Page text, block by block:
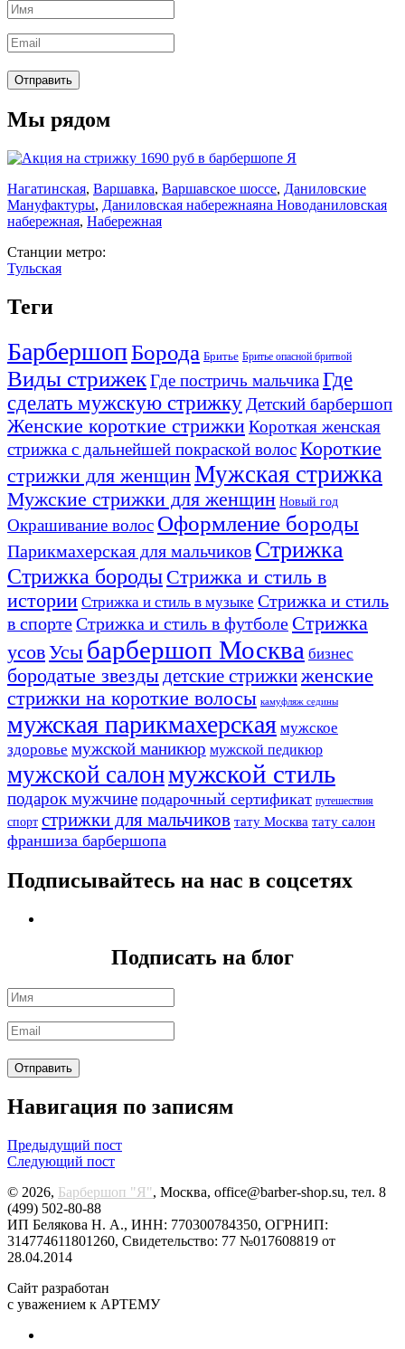
Мы рядом
Нагатинская, Варшавка, Варшавское шоссе, Даниловские
Мануфактуры, Даниловская набережнаяна Новоданиловская
набережная, Набережная
Станции метро:
Тульская
Теги
БарбершопБорода Бритье Бритье опасной бритвой
Виды стрижекГде постричь мальчикаГде
сделать мужскую стрижку Детский барбершоп
Женские короткие стрижкиКороткая женская
стрижка с дальнейшей покраской волосКороткие
стрижки для женщинМужская стрижка
Мужские стрижки для женщин Новый год
Окрашивание волос Оформление бороды
Парикмахерская для мальчиков Стрижка
Стрижка бороды Стрижка и стиль в
истории Стрижка и стиль в музыке Стрижка и стиль
в спортеСтрижка и стиль в футболе Стрижка
усовУсы барбершоп Москва бизнес
бородатые звездыдетские стрижкиженские
стрижки на короткие волосы камуфляж седины
мужская парикмахерская мужское
здоровье мужской маникюр мужской педикюр
мужской салонмужской стиль
подарок мужчине подарочный сертификат путешествия
спорт стрижки для мальчиков тату Москва тату салон
франшиза барбершопа
Подписывайтесь на нас в соцсетях
Подписать на блог
Навигация по записям
Предыдущий пост
Следующий пост
© 2026, Барбершоп "Я", Москва, office@barber-shop.su, тел. 8
(499) 502-80-88
ИП Белякова Н. А., ИНН: 770300784350, ОГРНИП:
314774611801260, Свидетельство: 77 №017608819 от
28.04.2014
Сайт разработан
с уважением к АРТЕМУ